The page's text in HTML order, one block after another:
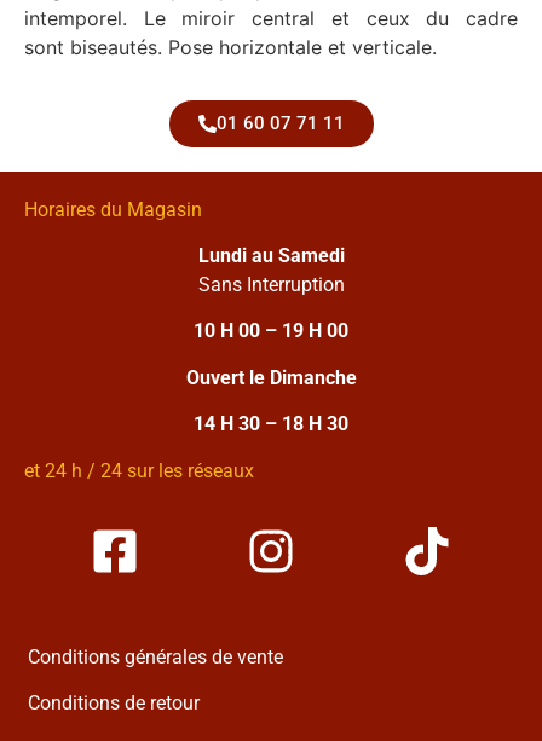
intemporel. Le miroir central et ceux du cadre
sont biseautés. Pose horizontale et verticale.
01 60 07 71 11
Horaires du Magasin
Lundi au Samedi
Sans Interruption
10 H 00 – 19 H 00
Ouvert le Dimanche
14 H 30 – 18 H 30
et 24 h / 24 sur les réseaux
Conditions générales de vente
Conditions de retour